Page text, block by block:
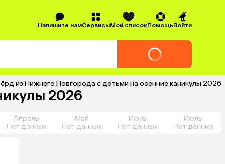
Напишите намСервисыМой списокПомощьВойти
из Нижнего Новгорода с детьми на осенние каникулы 2026
2026
Апрель
Нет данных
Май
Нет данных
Июнь
Нет данных
Июль
Нет данных